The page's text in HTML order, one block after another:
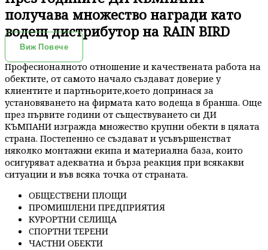
получава множество награди като
водещ дистрибутор на RAIN BIRD
Виж Повече
Професионалното отношение и качествената работа на
обектите, от самото начало създават доверие у
клиентите и партньорите,което допринася за
установяването на фирмата като водеща в бранша. Още
през първите години от съществуването си ДИ
КЪМПАНИ изгражда множество крупни обекти в цялата
страна. Постепенно се създават и усъвършенстват
няколко монтажни екипа и материална база, които
осигуряват адекватна и бърза реакция при всякакви
ситуации и във всяка точка от страната.
ОБЩЕСТВЕНИ ПЛОЩИ
ПРОМИШЛЕНИ ПРЕДПРИЯТИЯ
КУРОРТНИ СЕЛИЩА
СПОРТНИ ТЕРЕНИ
ЧАСТНИ ОБЕКТИ